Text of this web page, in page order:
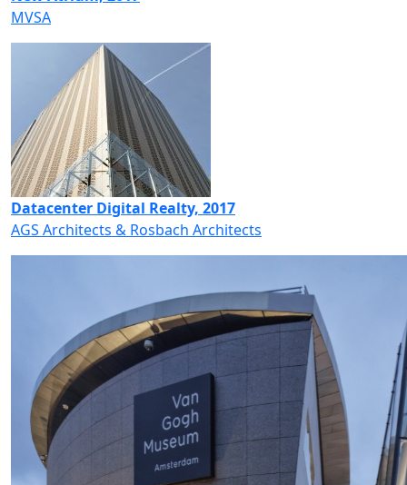
MVSA
Datacenter Digital Realty, 2017
AGS Architects & Rosbach Architects